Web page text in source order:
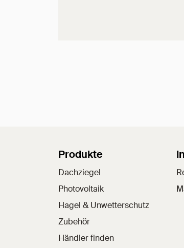
Sitemap
Produkte
Dachziegel
Photovoltaik
Hagel & Unwetterschutz
Zubehör
Händler finden